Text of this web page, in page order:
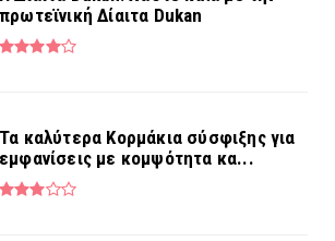
πρωτεϊνική Δίαιτα Dukan
Τα καλύτερα Κορμάκια σύσφιξης για
εμφανίσεις με κομψότητα κα...